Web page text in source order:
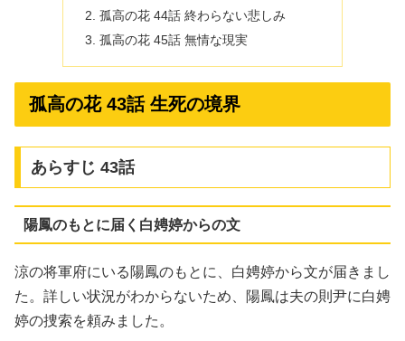
孤高の花 44話 終わらない悲しみ
孤高の花 45話 無情な現実
孤高の花 43話 生死の境界
あらすじ 43話
陽鳳のもとに届く白娉婷からの文
涼の将軍府にいる陽鳳のもとに、白娉婷から文が届きまし
た。詳しい状況がわからないため、陽鳳は夫の則尹に白娉
婷の捜索を頼みました。